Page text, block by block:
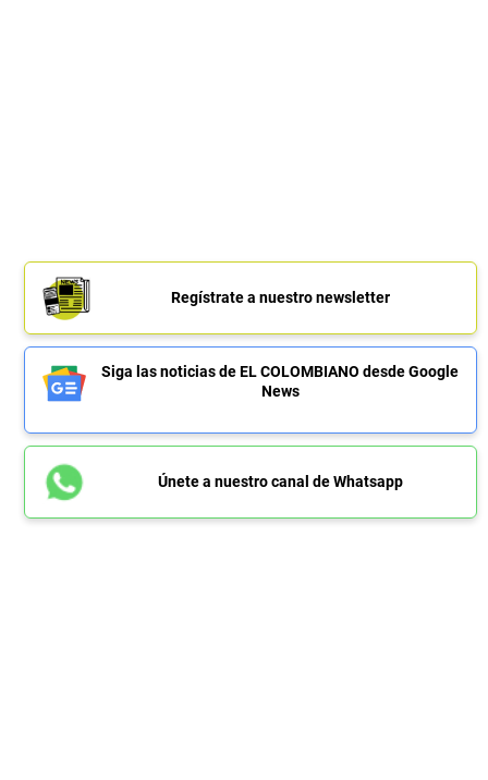
Regístrate a nuestro newsletter
Siga las noticias de EL COLOMBIANO desde Google
News
Únete a nuestro canal de Whatsapp